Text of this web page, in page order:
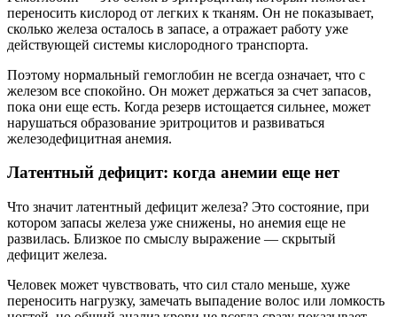
переносить кислород от легких к тканям. Он не показывает,
сколько железа осталось в запасе, а отражает работу уже
действующей системы кислородного транспорта.
Поэтому нормальный гемоглобин не всегда означает, что с
железом все спокойно. Он может держаться за счет запасов,
пока они еще есть. Когда резерв истощается сильнее, может
нарушаться образование эритроцитов и развиваться
железодефицитная анемия.
Латентный дефицит: когда анемии еще нет
Что значит латентный дефицит железа? Это состояние, при
котором запасы железа уже снижены, но анемия еще не
развилась. Близкое по смыслу выражение — скрытый
дефицит железа.
Человек может чувствовать, что сил стало меньше, хуже
переносить нагрузку, замечать выпадение волос или ломкость